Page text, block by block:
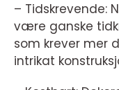
– Tidskrevende:
være ganske
som krever mer
intrikat